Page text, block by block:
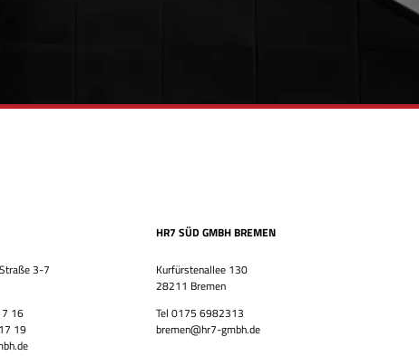
3-7
16
19
HR7 SÜD GMBH BREMEN
Kurfürstenallee 130
28211 Bremen
Tel 0175 6982313
bremen@hr7-gmbh.de
Finde eine Stelle, die genau zu Dir passt!
E-Mail-Adresse